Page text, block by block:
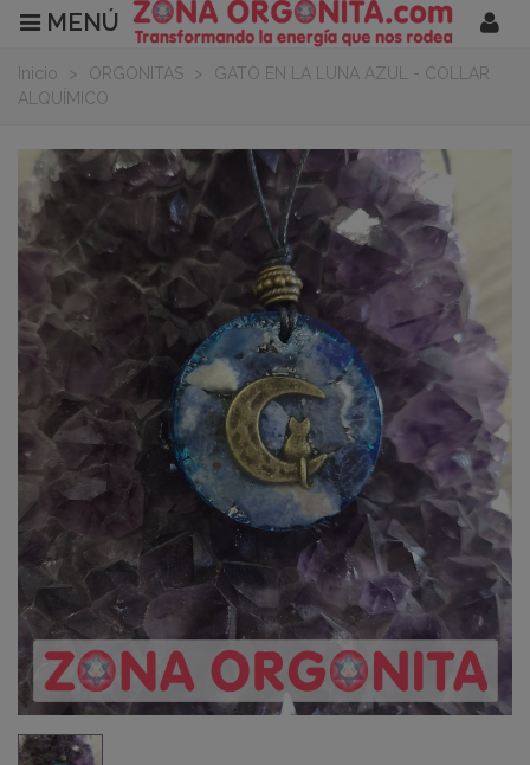
MENÚ
Inicio > ORGONITAS >
GATO EN LA LUNA AZUL - COLLAR
ALQUÍMICO